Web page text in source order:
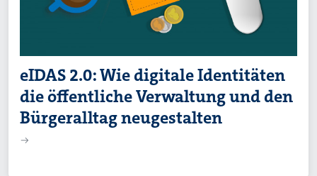
eIDAS 2.0: Wie digitale Identitäten
die öffentliche Verwaltung und den
Bürgeralltag neugestalten